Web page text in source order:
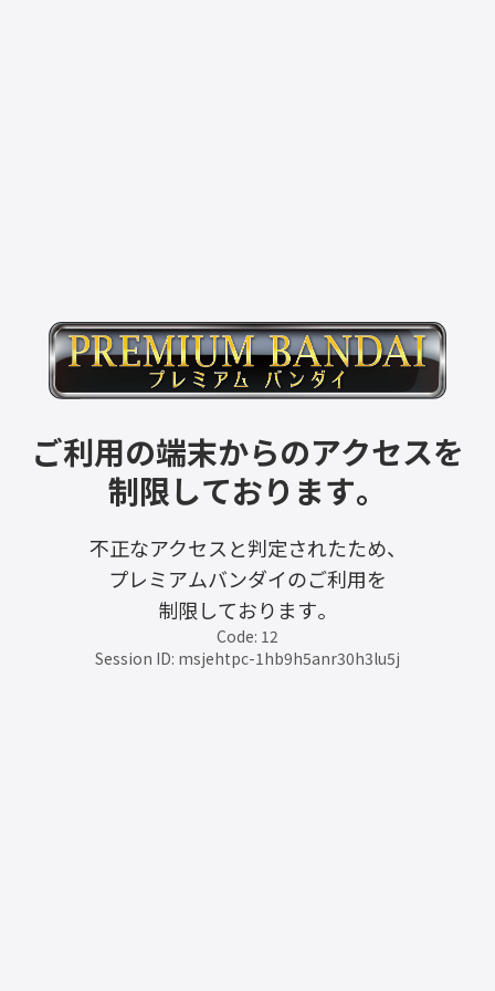
ご利用の端末からのアクセスを
制限しております。
不正なアクセスと判定されたため、
プレミアムバンダイのご利用を
制限しております。
Code: 12
Session ID: msjehtpc-1hb9h5anr30h3lu5j